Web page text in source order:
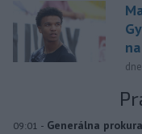
09:01 - Generálna